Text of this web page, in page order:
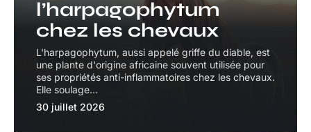
l’harpagophytum
chez les chevaux
L'harpagophytum, aussi appelé griffe du diable, est
une plante d'origine africaine souvent utilisée pour
ses propriétés anti-inflammatoires chez les chevaux.
Elle soulage…
30 juillet 2026